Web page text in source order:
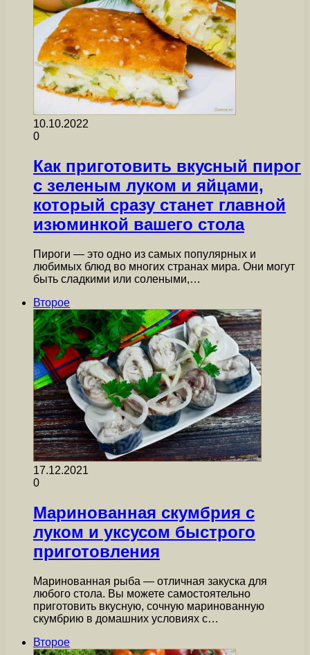
10.10.2022
0
Как приготовить вкусный пирог
с зеленым луком и яйцами,
который сразу станет главной
изюминкой вашего стола
Пироги — это одно из самых популярных и
любимых блюд во многих странах мира. Они могут
быть сладкими или солеными,…
Второе
17.12.2021
0
Маринованная скумбрия с
луком и уксусом быстрого
приготовления
Маринованная рыба — отличная закуска для
любого стола. Вы можете самостоятельно
приготовить вкусную, сочную маринованную
скумбрию в домашних условиях с…
Второе